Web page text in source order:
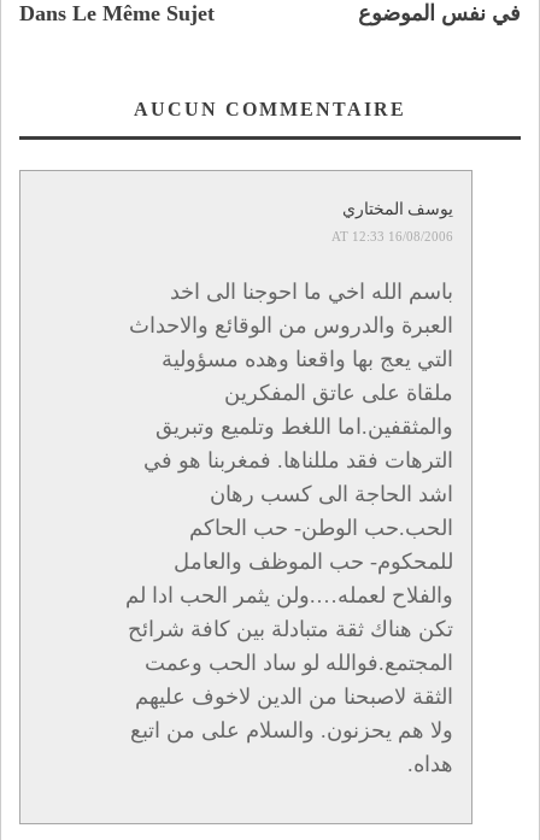
Dans Le Même Sujet في نفس الموضوع
AUCUN COMMENTAIRE
يوسف المختاري
16/08/2006 AT 12:33
باسم الله اخي ما احوجنا الى اخد
العبرة والدروس من الوقائع والاحداث
التي يعج بها واقعنا وهده مسؤولية
ملقاة على عاتق المفكرين
والمثقفين.اما اللغط وتلميع وتبريق
الترهات فقد مللناها. فمغربنا هو في
اشد الحاجة الى كسب رهان
الحب.حب الوطن- حب الحاكم
للمحكوم- حب الموظف والعامل
والفلاح لعمله….ولن يثمر الحب ادا لم
تكن هناك ثقة متبادلة بين كافة شرائح
المجتمع.فوالله لو ساد الحب وعمت
الثقة لاصبحنا من الدين لاخوف عليهم
ولا هم يحزنون. والسلام على من اتبع
هداه.